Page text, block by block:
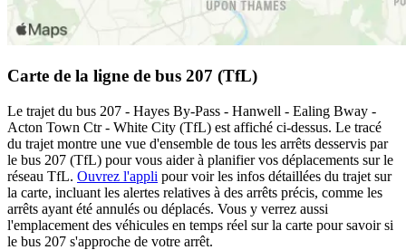
Carte de la ligne de bus 207 (TfL)
Le trajet du bus 207 - Hayes By-Pass - Hanwell - Ealing Bway -
Acton Town Ctr - White City (TfL) est affiché ci-dessus. Le tracé
du trajet montre une vue d'ensemble de tous les arrêts desservis par
le bus 207 (TfL) pour vous aider à planifier vos déplacements sur le
réseau TfL. Ouvrez l'appli pour voir les infos détaillées du trajet sur
la carte, incluant les alertes relatives à des arrêts précis, comme les
arrêts ayant été annulés ou déplacés. Vous y verrez aussi
l'emplacement des véhicules en temps réel sur la carte pour savoir si
le bus 207 s'approche de votre arrêt.